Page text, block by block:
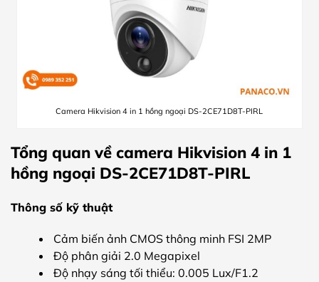
Camera Hikvision 4 in 1 hồng ngoại DS-2CE71D8T-PIRL
Tổng quan về camera Hikvision 4 in 1
hồng ngoại DS-2CE71D8T-PIRL
Thông số kỹ thuật
Cảm biến ảnh CMOS thông minh FSI 2MP
Độ phân giải 2.0 Megapixel
Độ nhạy sáng tối thiểu: 0.005 Lux/F1.2